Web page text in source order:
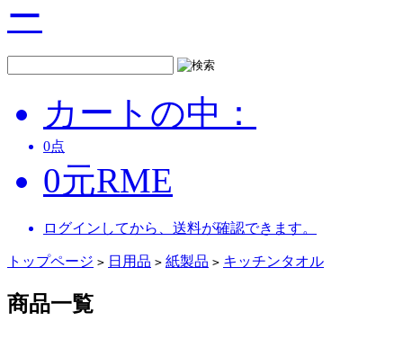
ー
カートの中：
0点
0元RME
ログインしてから、送料が確認できます。
トップページ > 日用品 > 紙製品 > キッチンタオル
商品一覧